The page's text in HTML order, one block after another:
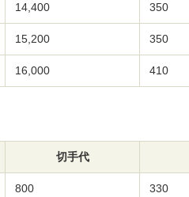
14,400 350
15,200 350
16,000 410
切手代
800 330